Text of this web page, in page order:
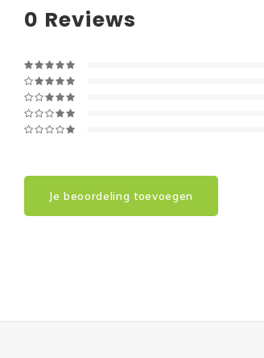
0 Reviews
Je beoordeling toevoegen